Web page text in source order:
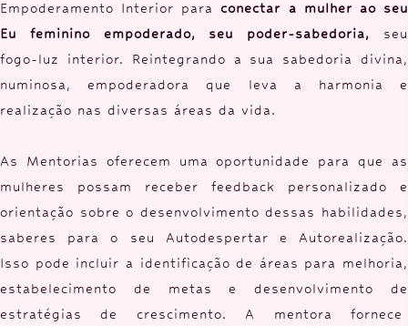
Empoderamento Interior paraconectar a mulher ao seu
Eu feminino empoderado, seu poder-sabedoria, seu
fogo-luz interior. Reintegrando a sua sabedoria divina,
numinosa, empoderadora que leva a harmonia e
realização nas diversas áreas da vida.
As Mentorias oferecem uma oportunidade para que as
mulheres possam receber feedback personalizado e
orientação sobre o desenvolvimento dessas habilidades,
saberes para o seu Autodespertar e Autorealização.
Isso pode incluir a identificação de áreas para melhoria,
estabelecimento de metas e desenvolvimento de
estratégias de crescimento. A mentora fornece